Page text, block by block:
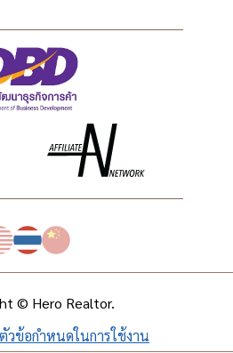
© Hero Realtor.
วข้อกำหนดในการใช้งาน